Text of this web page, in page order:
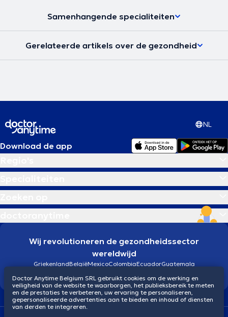
Samenhangende specialiteiten
Gerelateerde artikels over de gezondheid
NL
Download de app
Wij revolutioneren de gezondheidssector
wereldwijd
GriekenlandBelgiëMexicoColombiaEcuadorGuatemala
Doctor Anytime Belgium SRL gebruikt cookies om de werking en
veiligheid van de website te waarborgen, het publieksbereik te meten
en de prestaties te verbeteren, uw ervaring te personaliseren,
gepersonaliseerde advertenties aan te bieden en inhoud of diensten
van derden te integreren.